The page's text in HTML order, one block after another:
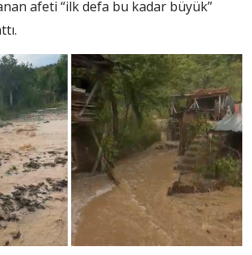
afeti “ilk defa bu kadar büyük”